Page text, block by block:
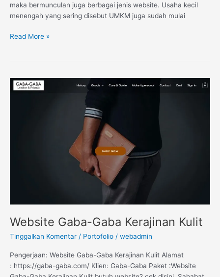
maka bermunculan juga berbagai jenis website. Usaha kecil
menengah yang sering disebut UMKM juga sudah mulai
Read More »
Website Gaba-Gaba Kerajinan Kulit
Tinggalkan Komentar / Portofolio / webadmin
Pengerjaan: Website Gaba-Gaba Kerajinan Kulit Alamat
: https://gaba-gaba.com/ Klien: Gaba-Gaba Paket :Website
Website